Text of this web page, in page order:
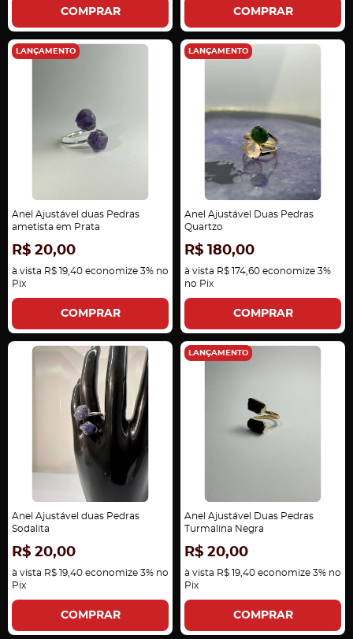
COMPRAR COMPRAR
LANÇAMENTO
Anel Ajustável duas Pedras
ametista em Prata
R$ 20,00
à vista R$ 19,40 economize 3% no
Pix
COMPRAR
LANÇAMENTO
Anel Ajustável Duas Pedras
Quartzo
R$ 180,00
à vista R$ 174,60 economize 3%
no Pix
COMPRAR
Anel Ajustável duas Pedras
Sodalita
R$ 20,00
à vista R$ 19,40 economize 3% no
Pix
COMPRAR
LANÇAMENTO
Anel Ajustável Duas Pedras
Turmalina Negra
R$ 20,00
à vista R$ 19,40 economize 3% no
Pix
COMPRAR